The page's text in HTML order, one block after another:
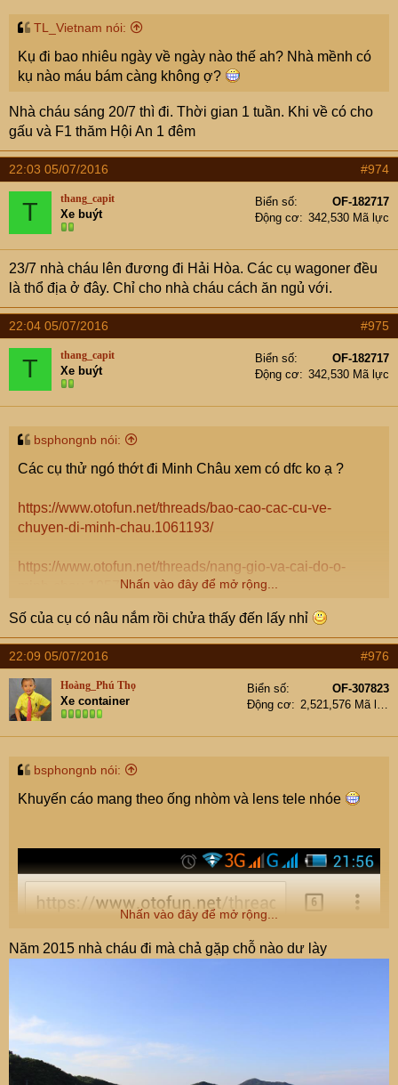
TL_Vietnam nói:
Kụ đi bao nhiêu ngày về ngày nào thế ah? Nhà mềnh có
kụ nào máu bám càng không ợ?
Nhà cháu sáng 20/7 thì đi. Thời gian 1 tuần. Khi về có cho
gấu và F1 thăm Hội An 1 đêm
22:03 05/07/2016 #974
T thang_capit
Xe buýt
Biển số
OF-182717
Động cơ
342,530 Mã lực
23/7 nhà cháu lên đương đi Hải Hòa. Các cụ wagoner đều
là thổ địa ở đây. Chỉ cho nhà cháu cách ăn ngủ với.
22:04 05/07/2016 #975
T thang_capit
Xe buýt
Biển số
OF-182717
Động cơ
342,530 Mã lực
bsphongnb nói:
Các cụ thử ngó thớt đi Minh Châu xem có dfc ko ạ ?
https://www.otofun.net/threads/bao-cao-cac-cu-ve-
chuyen-di-minh-chau.1061193/
https://www.otofun.net/threads/nang-gio-va-cai-do-o-
minh-chau.1057258/Nhấn vào đây để mở rộng...
Số của cụ có nâu nắm rồi chửa thấy đến lấy nhỉ
22:09 05/07/2016 #976
Hoàng_Phú Thọ
Xe container
Biển số
OF-307823
Động cơ
bsphongnb nói:
Khuyến cáo mang theo ống nhòm và lens tele nhóe
Nhấn vào đây để mở rộng...
Năm 2015 nhà cháu đi mà chả gặp chỗ nào dư lày